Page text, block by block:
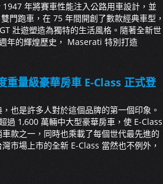
年將賽車性能注入公路用車設計，並
門跑車，在 75 年間開創了數款經典車型，
壯遊塑造為獨特的生活風格。隨著全新世
年的輝煌歷史， Maserati 特別打造
量級豪華房車 E-Class 正式登
也是許多人對於這個品牌的第一個印象。
1,600 萬輛中大型豪華房車，使 E-Class
款之一，同時也乘載了每個世代最先進的
市場上市的全新 E-Class 當然也不例外，